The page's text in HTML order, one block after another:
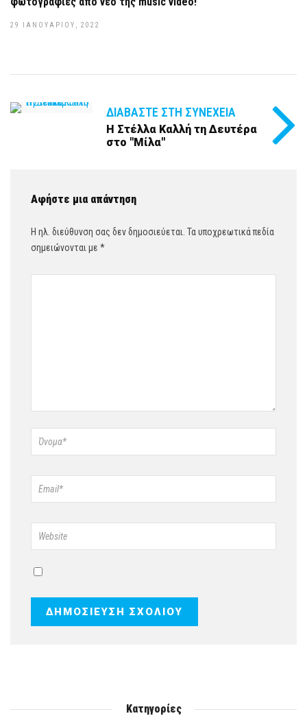
29 ΙΑΝΟΥΑΡΊΟΥ, 2022
ΔΙΑΒΆΣΤΕ ΣΤΗ ΣΥΝΈΧΕΙΑ
Η Στέλλα Καλλή τη Δευτέρα
στο ''Μίλα''
Αφήστε μια απάντηση
Η ηλ. διεύθυνση σας δεν δημοσιεύεται. Τα υποχρεωτικά πεδία
σημειώνονται με *
Κατηγορίες